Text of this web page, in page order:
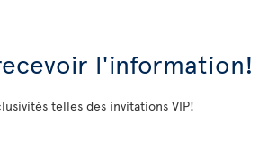
l'information!
telles des invitations VIP!